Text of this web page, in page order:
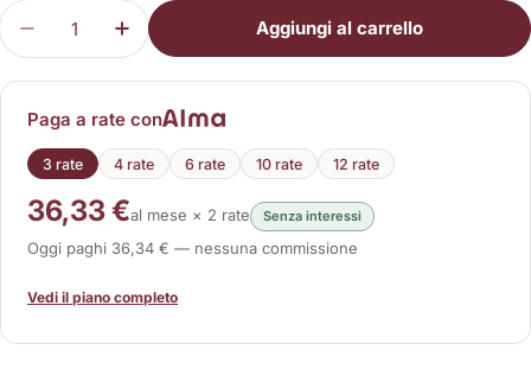
Quantità
Diminuisci la quantità per Bracciale a 6 Camere
Aumenta la quantità per Bracciale a 6
Aggiungi al carrello
Paga a rate con
3 rate 4 rate 6 rate 10 rate 12 rate
36,33 €al mese × 2 rate Senza interessi
Oggi paghi 36,34 € — nessuna commissione
Vedi il piano completo